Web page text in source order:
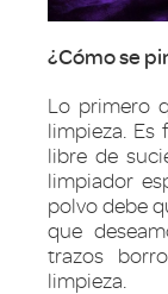
¿Cómo se
Lo primero
limpieza.
libre de
limpiador
polvo debe
que
trazos
limpieza.